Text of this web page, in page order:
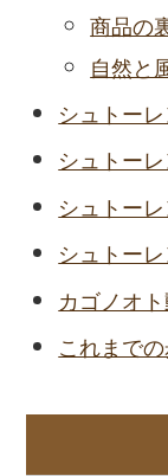
商品の
自然と
シュトー
シュトー
シュトー
シュトー
カゴノオ
これまで